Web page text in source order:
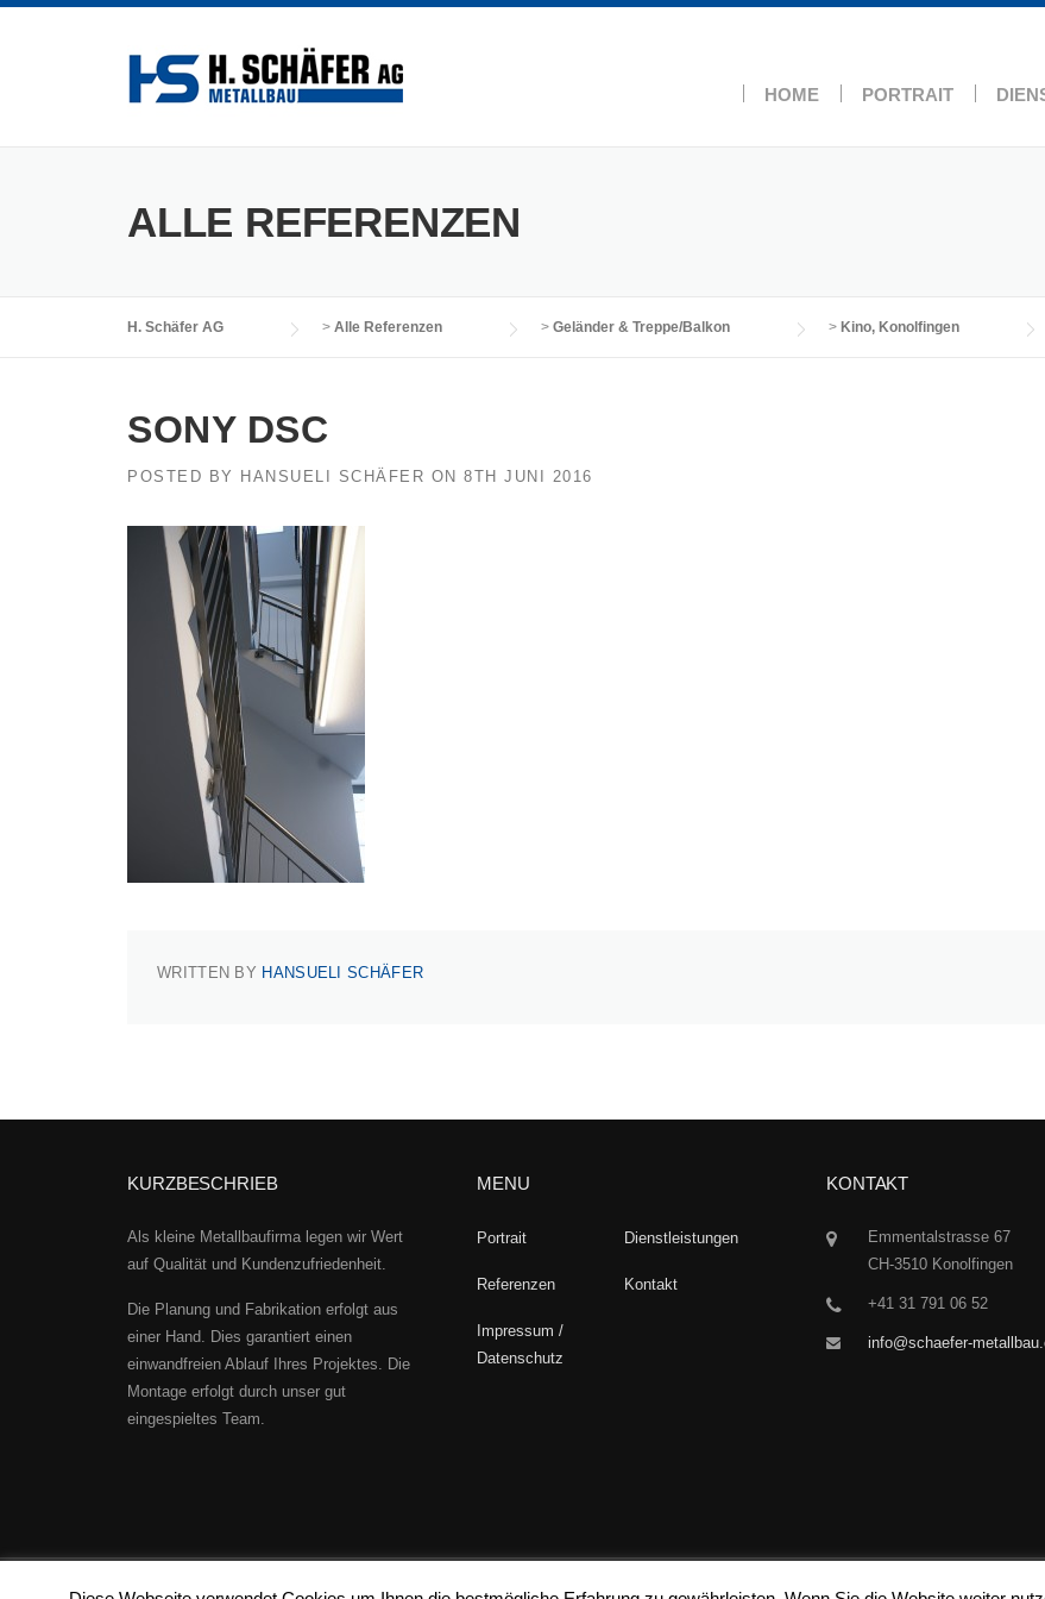
HOME PORTRAIT
ALLE REFERENZEN
H. Schäfer AG > Alle Referenzen > Geländer & Treppe/Balkon > Kino, Konolfingen
SONY DSC
POSTED BY HANSUELI SCHÄFER ON 8TH JUNI 2016
WRITTEN BY HANSUELI SCHÄFER
KURZBESCHRIEB
Als kleine Metallbaufirma legen wir Wert
auf Qualität und Kundenzufriedenheit.
Die Planung und Fabrikation erfolgt aus
einer Hand. Dies garantiert einen
einwandfreien Ablauf Ihres Projektes. Die
Montage erfolgt durch unser gut
eingespieltes Team.
MENU
Portrait Dienstleistungen
Referenzen Kontakt
Impressum /
Datenschutz
KONTAKT
Emmentalstrasse 67
CH-3510 Konolfingen
+41 31 791 06 52
info@schaefer-
Copyright © 2016 by Schäfer -clicdesign ag